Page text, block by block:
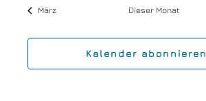
März Dieser Monat
Kalender abonnieren